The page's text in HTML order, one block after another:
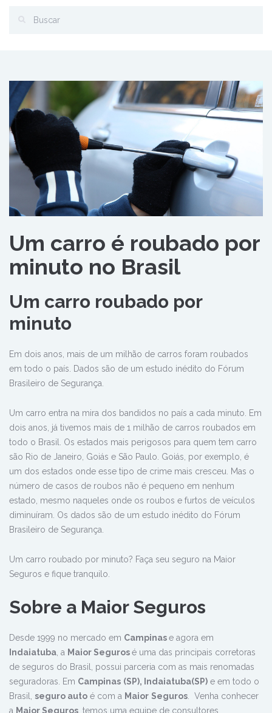
Um carro é roubado por
minuto no Brasil
Um carro roubado por
minuto
Em dois anos, mais de um milhão de carros foram roubados
em todo o país. Dados são de um estudo inédito do Fórum
Brasileiro de Segurança.
Um carro entra na mira dos bandidos no país a cada minuto. Em
dois anos, já tivemos mais de 1 milhão de carros roubados em
todo o Brasil. Os estados mais perigosos para quem tem carro
são Rio de Janeiro, Goiás e São Paulo. Goiás, por exemplo, é
um dos estados onde esse tipo de crime mais cresceu. Mas o
número de casos de roubos não é pequeno em nenhum
estado, mesmo naqueles onde os roubos e furtos de veículos
diminuíram. Os dados são de um estudo inédito do Fórum
Brasileiro de Segurança.
Um carro roubado por minuto? Faça seu seguro na Maior
Seguros e fique tranquilo.
Sobre a Maior Seguros
Desde 1999 no mercado em Campinase agora em
Indaiatuba , a Maior Segurosé uma das principais corretoras
de seguros do Brasil, possui parceria com as mais renomadas
seguradoras. Em Campinas (SP), Indaiatuba(SP) e em todo o
Brasil, seguro auto é com a Maior Seguros . Venha conhecer
a Maior Seguros , temos uma equipe de consultores